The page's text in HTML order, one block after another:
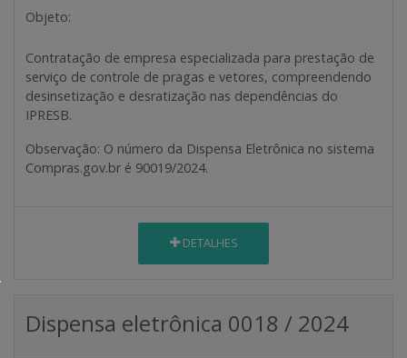
Objeto:
Contratação de empresa especializada para prestação de
serviço de controle de pragas e vetores, compreendendo
desinsetização e desratização nas dependências do
IPRESB.
Observação: O número da Dispensa Eletrônica no sistema
Compras.gov.br é 90019/2024.
DETALHES
Dispensa eletrônica 0018 / 2024